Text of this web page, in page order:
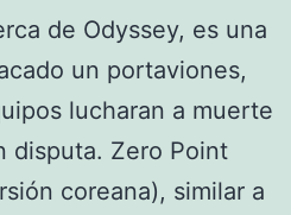
de Odyssey, es una
un portaviones,
lucharan a muerte
disputa. Zero Point
coreana), similar a